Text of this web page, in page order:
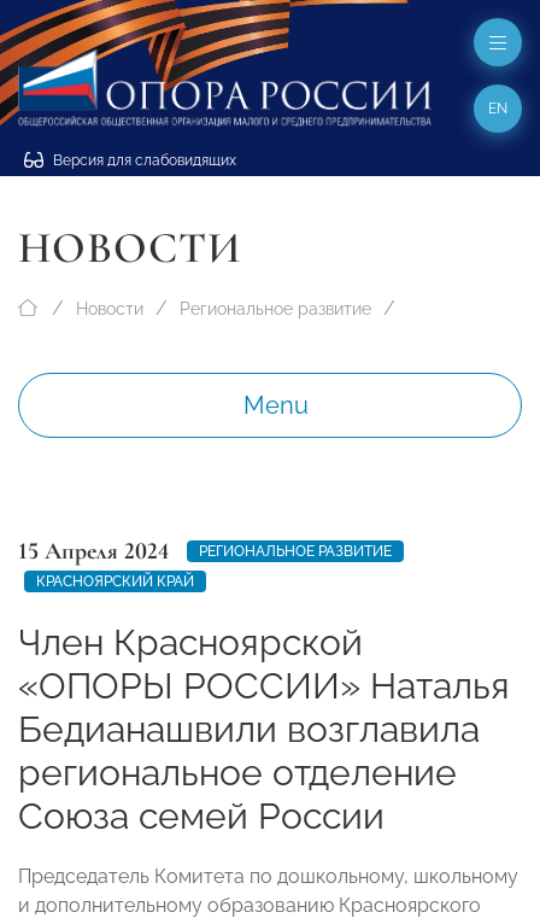
Версия для слабовидящих
EN
НОВОСТИ
Новости Региональное развитие
Menu
15 Апреля 2024
РЕГИОНАЛЬНОЕ РАЗВИТИЕ
КРАСНОЯРСКИЙ КРАЙ
Член Красноярской
«ОПОРЫ РОССИИ» Наталья
Бедианашвили возглавила
региональное отделение
Союза семей России
Председатель Комитета по дошкольному, школьному
и дополнительному образованию Красноярского